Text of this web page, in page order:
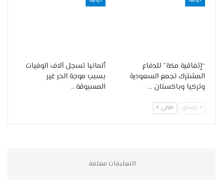
“إتفاقية مكة” للدفاع
المشترك تجمع السعودية
وتركيا وباكستان …
ألمانيا تسجل آلاف الوفيات
بسبب موجة الحر غير
المسبوقة ..
السابق التالي
التعليقات مغلقة.